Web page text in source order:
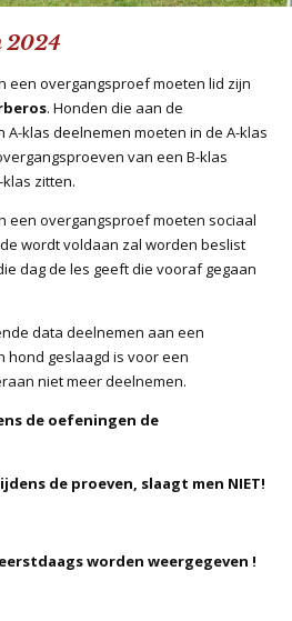
2024
een overgangsproef moeten lid zijn
. Honden die aan de
klas deelnemen moeten in de A-klas
van een B-klas
zitten.
een overgangsproef moeten sociaal
wordt voldaan zal worden beslist
dag de les geeft die vooraf gegaan
data deelnemen aan een
hond geslaagd is voor een
niet meer deelnemen.
de oefeningen de
de proeven, slaagt men NIET!
worden weergegeven !